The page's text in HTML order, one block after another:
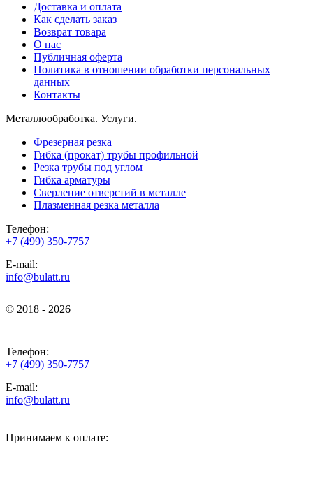
Доставка и оплата
Как сделать заказ
Возврат товара
О нас
Публичная оферта
Политика в отношении обработки персональных
данных
Контакты
Металлообработка. Услуги.
Фрезерная резка
Гибка (прокат) трубы профильной
Резка трубы под углом
Гибка арматуры
Сверление отверстий в металле
Плазменная резка металла
Телефон:
+7 (499) 350-7757
E-mail:
info@bulatt.ru
© 2018 - 2026
Телефон:
+7 (499) 350-7757
E-mail:
info@bulatt.ru
Принимаем к оплате: